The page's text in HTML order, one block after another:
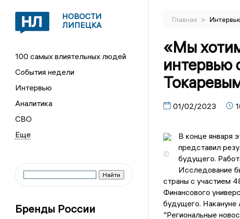
НОВОСТИ
ЛИПЕЦКА
100 самых влиятельных людей
События недели
Интервью
Аналитика
СВО
Бренды России
Главная >
«Мы
интервью
01/02/2023
©
В конце января
представил
будущего.
Исследование
страны с участием
Финансового
будущего. Накануне
"Региональные